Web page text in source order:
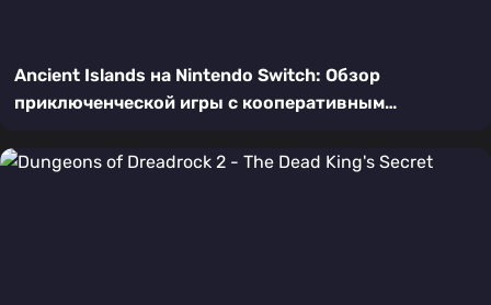
Ancient Islands на Nintendo Switch: Обзор
приключенческой игры с кооперативным